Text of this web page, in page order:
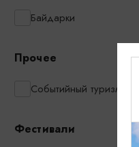
Байдарки
Прочее
Событийный туризм
Фестивали